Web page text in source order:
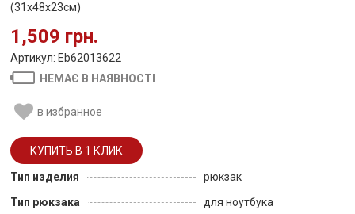
(31x48x23см)
1,509 грн.
Артикул: Eb62013622
НЕМАЄ В НАЯВНОСТІ
в избранное
Тип изделия
рюкзак
Тип рюкзака
для ноутбука